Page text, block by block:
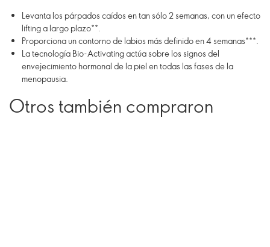
Levanta los párpados caídos en tan sólo 2 semanas, con un efecto
lifting a largo plazo**.
Proporciona un contorno de labios más definido en 4 semanas***.
La tecnología Bio-Activating actúa sobre los signos del
envejecimiento hormonal de la piel en todas las fases de la
menopausia.
Otros también compraron